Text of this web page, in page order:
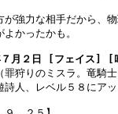
が強力な相手だから、
かったかも。
７月２日 [フェイス] [
罪狩りのミスラ。竜騎
詩人、レベル５８にア